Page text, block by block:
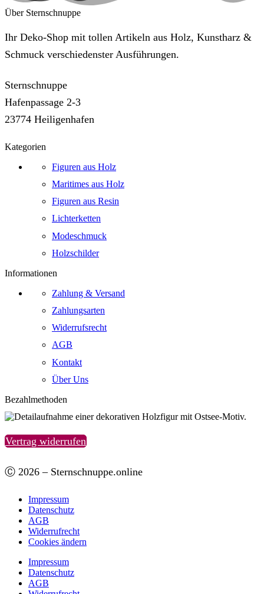
Über Sternschnuppe
Ihr Deko-Shop mit tollen Artikeln aus Holz, Kunstharz &
Schmuck verschiedenster Ausführungen.
Sternschnuppe
Hafenpassage 2-3
23774 Heiligenhafen
Kategorien
Figuren aus Holz
Maritimes aus Holz
Figuren aus Resin
Lichterketten
Modeschmuck
Holzschilder
Informationen
Zahlung & Versand
Zahlungsarten
Widerrufsrecht
AGB
Kontakt
Über Uns
Bezahlmethoden
Vertrag widerrufen
Ⓒ 2026 – Sternschnuppe.online
Impressum
Datenschutz
AGB
Widerrufrecht
Cookies ändern
Impressum
Datenschutz
AGB